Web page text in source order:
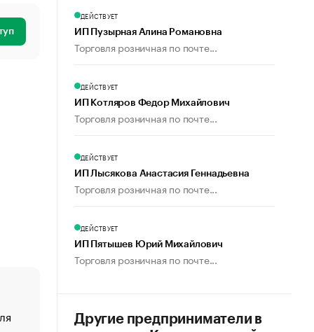
«От спорта тело стареет иначе». Как живет глава
ДЕЙСТВУЕТ
ИП Пузырная Алина Романовна
Торговля розничная по почте...
ДЕЙСТВУЕТ
ИП Котляров Федор Михайлович
Торговля розничная по почте...
ДЕЙСТВУЕТ
ИП Лысякова Анастасия Геннадьевна
Торговля розничная по почте...
ДЕЙСТВУЕТ
ИП Пятышев Юрий Михайлович
Торговля розничная по почте...
Другие предприниматели в